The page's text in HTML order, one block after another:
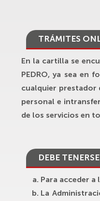
TRÁMITES
En la cartilla se
PEDRO, ya sea en
cualquier prestador
personal e
de los servicios en
DEBE
Para acceder
La